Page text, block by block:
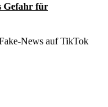
Gefahr für
News auf TikTok